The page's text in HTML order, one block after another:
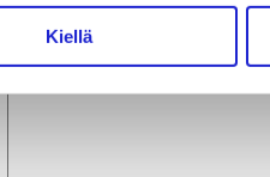
Kiellä